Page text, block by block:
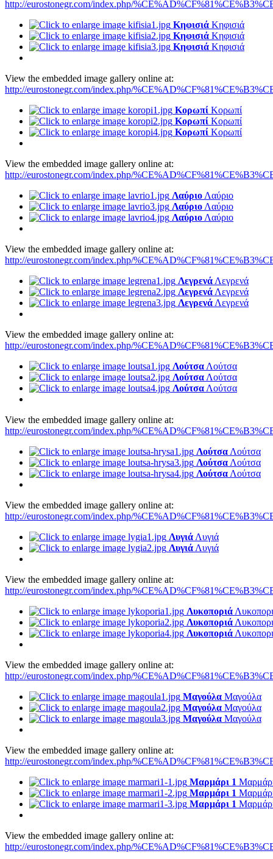
http://eurostonegr.com/index.php/
Κηφισιά Κηφισιά
Κηφισιά Κηφισιά
Κηφισιά Κηφισιά
View the embedded image gallery online at:
http://eurostonegr.com/index.php/
Κορωπί Κορωπί
Κορωπί Κορωπί
Κορωπί Κορωπί
View the embedded image gallery online at:
http://eurostonegr.com/index.php/
Λαύριο Λαύριο
Λαύριο Λαύριο
Λαύριο Λαύριο
View the embedded image gallery online at:
http://eurostonegr.com/index.php/
Λεγρενά Λεγρενά
Λεγρενά Λεγρενά
Λεγρενά Λεγρενά
View the embedded image gallery online at:
http://eurostonegr.com/index.php/
Λούτσα Λούτσα
Λούτσα Λούτσα
Λούτσα Λούτσα
View the embedded image gallery online at:
http://eurostonegr.com/index.php/
Λούτσα Λούτσα
Λούτσα Λούτσα
Λούτσα Λούτσα
View the embedded image gallery online at:
http://eurostonegr.com/index.php/
Λυγιά Λυγιά
Λυγιά Λυγιά
View the embedded image gallery online at:
http://eurostonegr.com/index.php/
Λυκοποριά
Λυκοποριά
Λυκοποριά
View the embedded image gallery online at:
http://eurostonegr.com/index.php/
Μαγούλα Μαγούλα
Μαγούλα Μαγούλα
Μαγούλα Μαγούλα
View the embedded image gallery online at:
http://eurostonegr.com/index.php/
Μαρμάρι 1
Μαρμάρι 1
Μαρμάρι 1
View the embedded image gallery online at:
http://eurostonegr.com/index.php/